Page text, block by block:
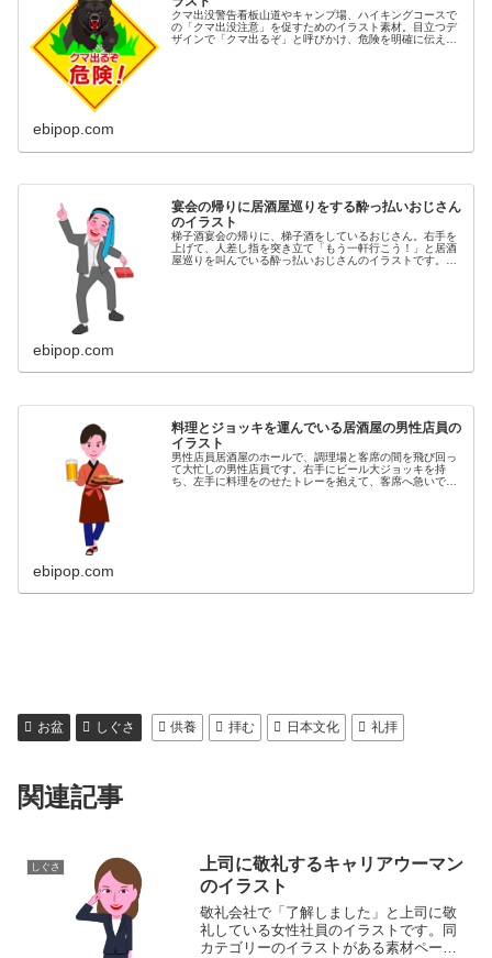
クマ出没警告看板山道やキャンプ場、ハイキングコースで
の「クマ出没注意」を促すためのイラスト素材。目立つデ
ザインで「クマ出るぞ」と呼びかけ、危険を明確に伝えま
ebipop.com
宴会の帰りに居酒屋巡りをする酔っ払いおじさん
のイラスト
梯子酒宴会の帰りに、梯子酒をしているおじさん。右手を
上げて、人差し指を突き立て「もう一軒行こう！」と居酒
屋巡りを叫んでいる酔っ払いおじさんのイラストです。同
ebipop.com
料理とジョッキを運んでいる居酒屋の男性店員の
イラスト
男性店員居酒屋のホールで、調理場と客席の間を飛び回っ
て大忙しの男性店員です。右手にビール大ジョッキを持
ち、左手に料理をのせたトレーを抱えて、客席へ急いでい
ebipop.com
お盆 しぐさ 供養 拝む 日本文化 礼拝
関連記事
しぐさ
上司に敬礼するキャリアウーマン
のイラスト
敬礼会社で「了解しました」と上司に敬
礼している女性社員のイラストです。同
カテゴリーのイラストがある素材ページ